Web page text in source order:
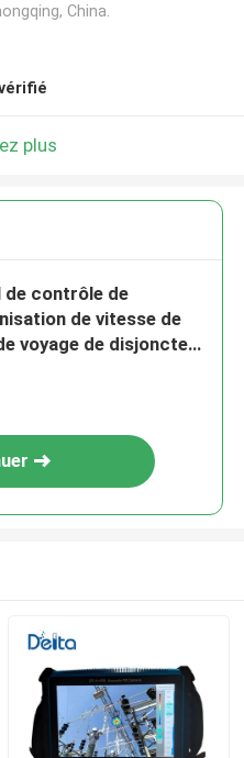
China.
plus
de contrôle de
de vitesse de
voyage de disjoncteur